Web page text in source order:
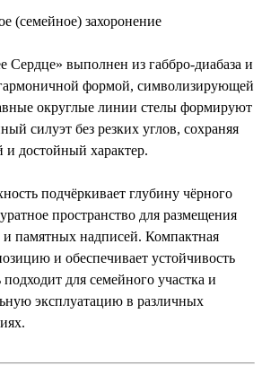
(семейное) захоронение
Сердце» выполнен из габбро-диабаза и
формой, символизирующей
округлые линии стелы формируют
силуэт без резких углов, сохраняя
достойный характер.
подчёркивает глубину чёрного
пространство для размещения
и памятных надписей. Компактная
и обеспечивает устойчивость
для семейного участка и
эксплуатацию в различных